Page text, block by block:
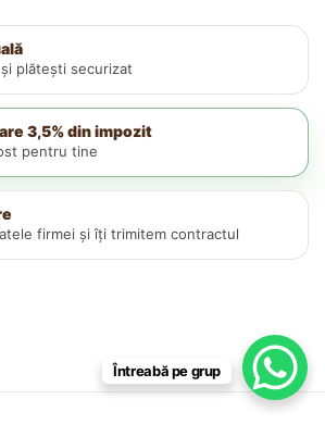
plătești securizat
3,5% din impozit
pentru tine
firmei și îți trimitem contractul
Întreabă pe grup